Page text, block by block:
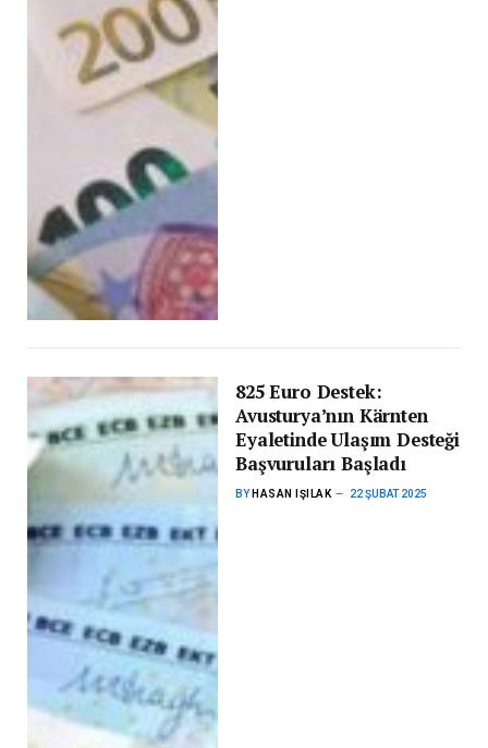
825 Euro Destek:
Avusturya’nın Kärnten
Eyaletinde Ulaşım Desteği
Başvuruları Başladı
BY HASAN IŞILAK 22 ŞUBAT 2025